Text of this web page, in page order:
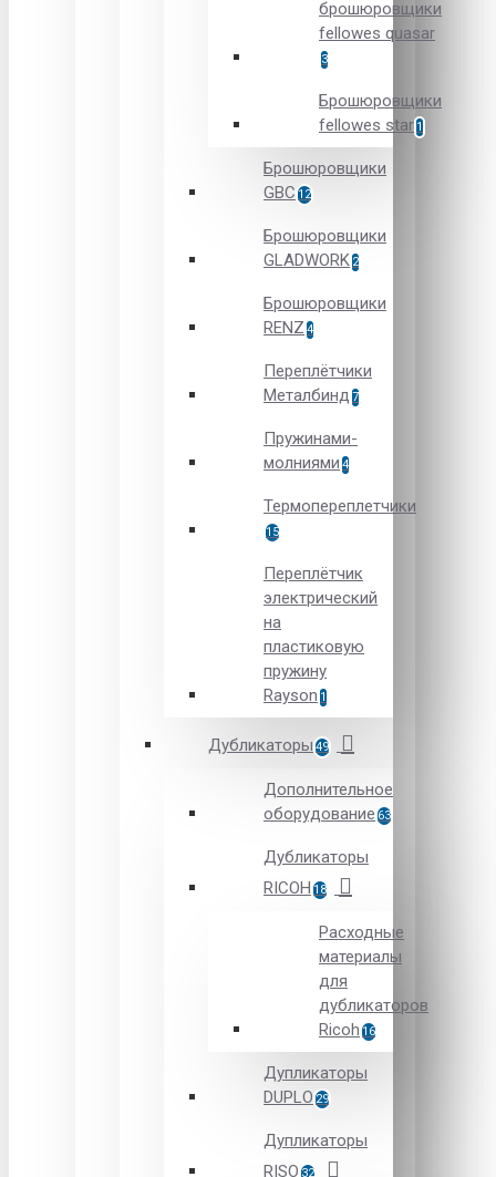
брошюровщики
fellowes quasar
3
Брошюровщики
fellowes star 1
Брошюровщики
GBC 12
Брошюровщики
GLADWORK 2
Брошюровщики
RENZ 4
Переплётчики
Металбинд 7
Пружинами-
молниями 4
Термопереплетчики
15
Переплётчик
электрический
на
пластиковую
пружину
Rayson 1
Дубликаторы 49
Дополнительное
оборудование 63
Дубликаторы
RICOH 18
Расходные
материалы
для
дубликаторов
Ricoh 16
Дупликаторы
DUPLO 29
Дупликаторы
RISO 32